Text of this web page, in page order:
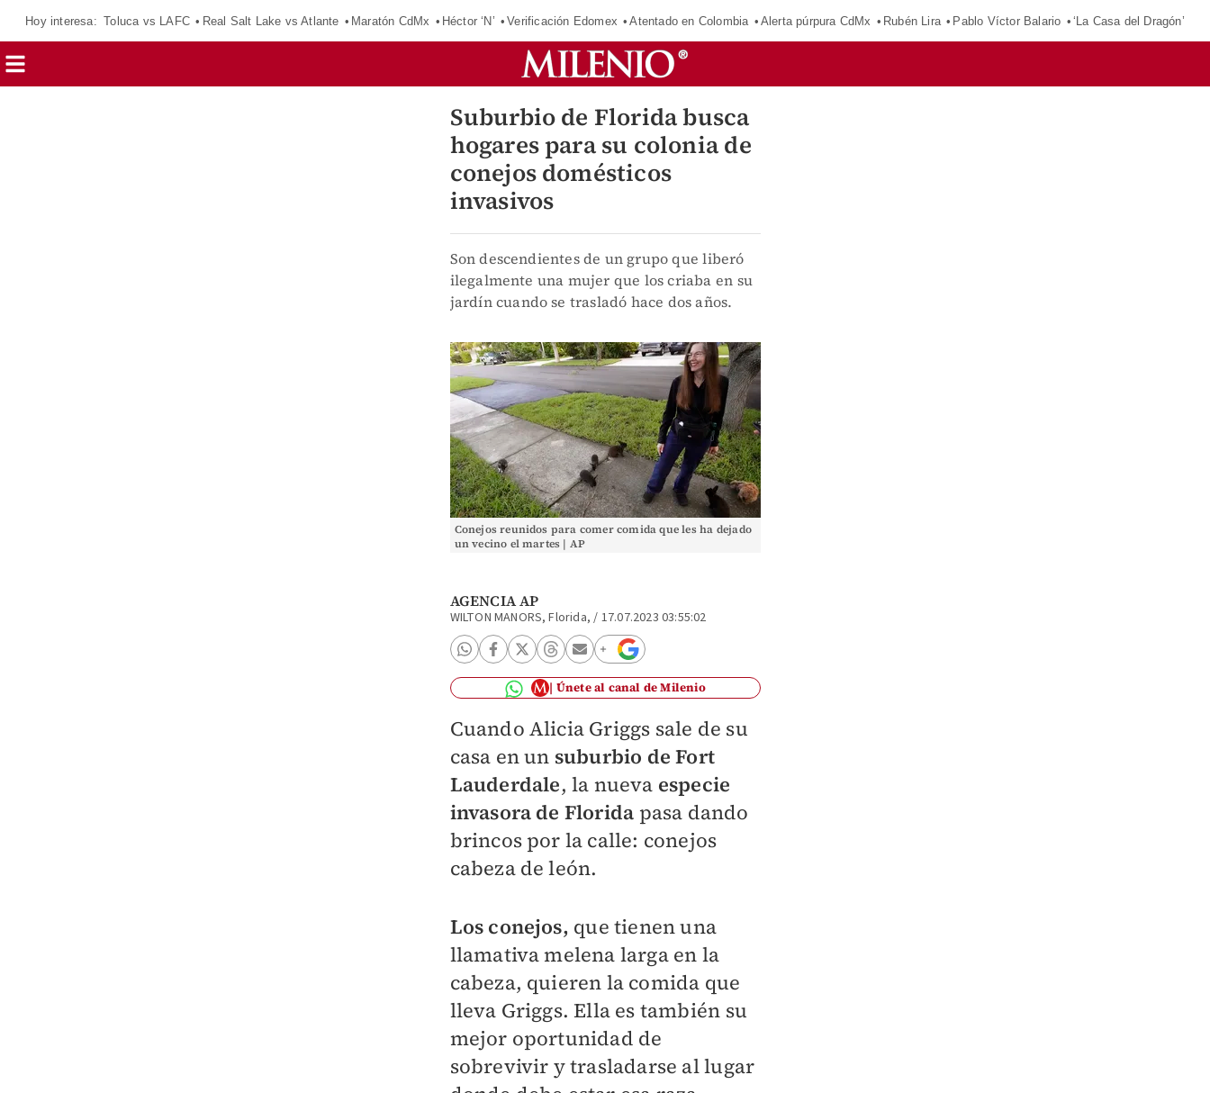
Hoy interesa: Toluca vs LAFC Real Salt Lake vs Atlante Maratón CdMx Héctor ‘N’ Verificación Edomex Atentado en Colombia Alerta púrpura CdMx Rubén Lira Pablo Víctor Balario ‘La Casa del Dragón’
Suburbio de Florida busca
hogares para su colonia de
conejos domésticos
invasivos
Son descendientes de un grupo que liberó
ilegalmente una mujer que los criaba en su
jardín cuando se trasladó hace dos años.
Conejos reunidos para comer comida que les ha dejado
un vecino el martes | AP
AGENCIA AP
WILTON MANORS, Florida, / 17.07.2023 03:55:02
Únete al canal de Milenio
Cuando Alicia Griggs sale de su
casa en un suburbio de Fort
Lauderdale, la nueva especie
invasora de Florida pasa dando
brincos por la calle: conejos
cabeza de león.
Los conejos, que tienen una
llamativa melena larga en la
cabeza, quieren la comida que
lleva Griggs. Ella es también su
mejor oportunidad de
sobrevivir y trasladarse al lugar